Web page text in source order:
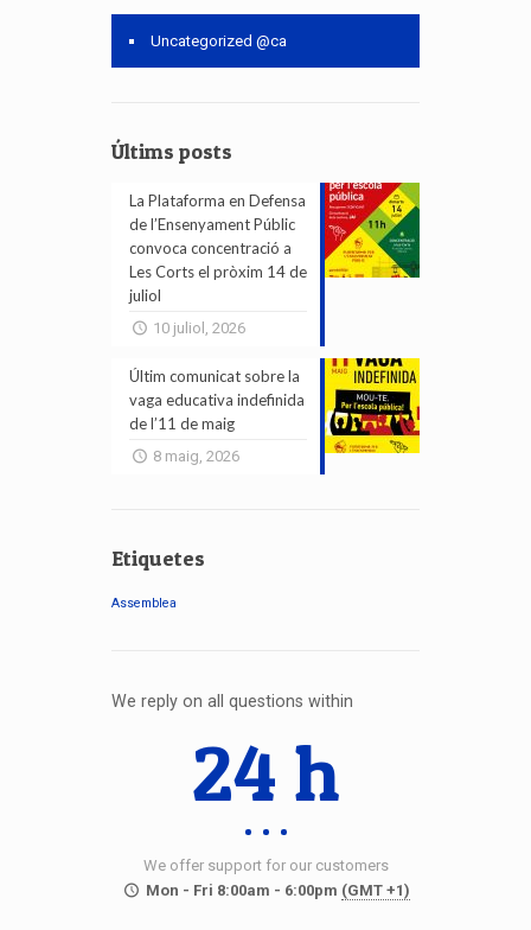
Uncategorized @ca
Últims posts
La Plataforma en Defensa
de l’Ensenyament Públic
convoca concentració a
Les Corts el pròxim 14 de
juliol
10 juliol, 2026
Últim comunicat sobre la
vaga educativa indefinida
de l’11 de maig
8 maig, 2026
Etiquetes
Assemblea
We reply on all questions within
24 h
We offer support for our customers
Mon - Fri 8:00am - 6:00pm (GMT +1)